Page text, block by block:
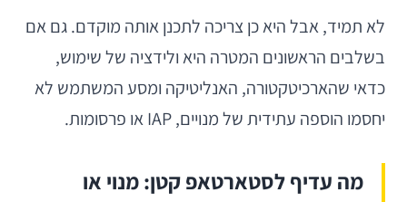
לא תמיד, אבל היא כן צריכה לתכנן אותה מוקדם. גם אם
בשלבים הראשונים המטרה היא ולידציה של שימוש,
כדאי שהארכיטקטורה, האנליטיקה ומסע המשתמש לא
יחסמו הוספה עתידית של מנויים, IAP או פרסומות.
מה עדיף לסטארטאפ קטן: מנוי או